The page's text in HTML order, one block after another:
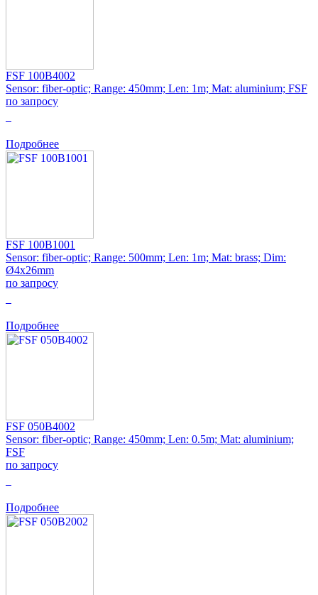
FSF 100B4002
Sensor: fiber-optic; Range: 450mm; Len: 1m; Mat: aluminium; FSF
по запросу
Подробнее
FSF 100B1001
Sensor: fiber-optic; Range: 500mm; Len: 1m; Mat: brass; Dim:
Ø4x26mm
по запросу
Подробнее
FSF 050B4002
Sensor: fiber-optic; Range: 450mm; Len: 0.5m; Mat: aluminium;
FSF
по запросу
Подробнее